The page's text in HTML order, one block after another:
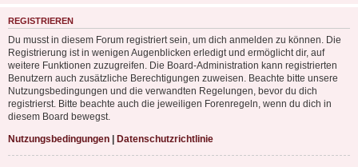
REGISTRIEREN
Du musst in diesem Forum registriert sein, um dich anmelden zu können. Die
Registrierung ist in wenigen Augenblicken erledigt und ermöglicht dir, auf
weitere Funktionen zuzugreifen. Die Board-Administration kann registrierten
Benutzern auch zusätzliche Berechtigungen zuweisen. Beachte bitte unsere
Nutzungsbedingungen und die verwandten Regelungen, bevor du dich
registrierst. Bitte beachte auch die jeweiligen Forenregeln, wenn du dich in
diesem Board bewegst.
Nutzungsbedingungen | Datenschutzrichtlinie